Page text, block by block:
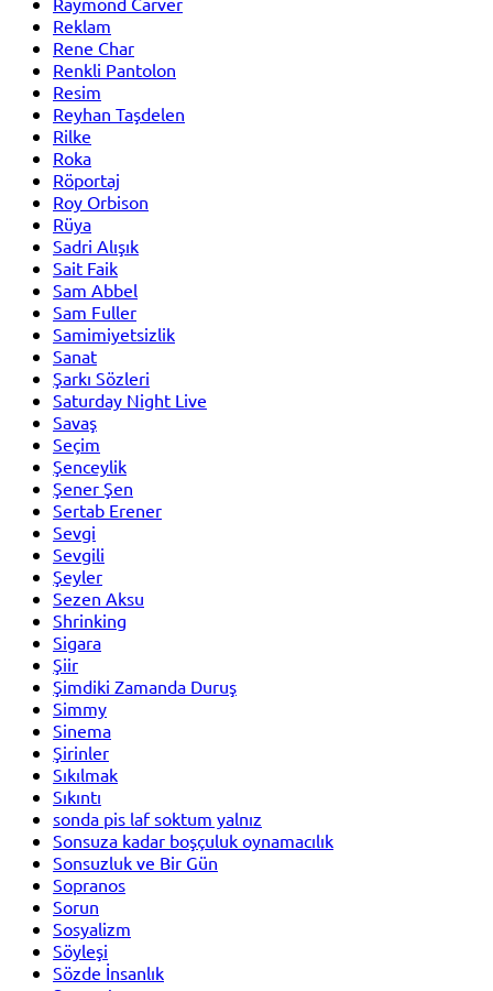
Reklam
Rene Char
Renkli Pantolon
Resim
Reyhan Taşdelen
Rilke
Roka
Röportaj
Roy Orbison
Rüya
Sadri Alışık
Sait Faik
Sam Abbel
Sam Fuller
Samimiyetsizlik
Sanat
Şarkı Sözleri
Saturday Night Live
Savaş
Seçim
Şenceylik
Şener Şen
Sertab Erener
Sevgi
Sevgili
Şeyler
Sezen Aksu
Shrinking
Sigara
Şiir
Şimdiki Zamanda Duruş
Simmy
Sinema
Şirinler
Sıkılmak
Sıkıntı
sonda pis laf soktum yalnız
Sonsuza kadar boşçuluk oynamacılık
Sonsuzluk ve Bir Gün
Sopranos
Sorun
Sosyalizm
Söyleşi
Sözde İnsanlık